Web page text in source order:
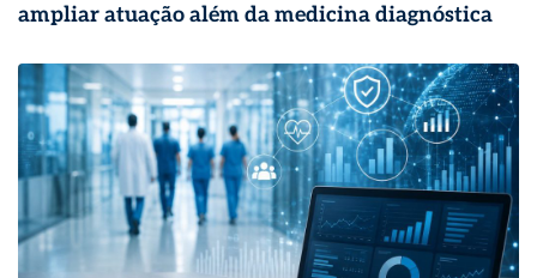
ampliar atuação além da medicina diagnóstica